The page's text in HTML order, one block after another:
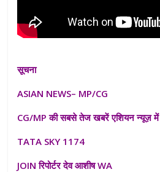
सूचना
ASIAN NEWS– MP/CG
CG/MP की सबसे तेज खबरें एशियन न्यूज़ में
TATA SKY 1174
JOIN रिपोर्टर देव आशीष WA